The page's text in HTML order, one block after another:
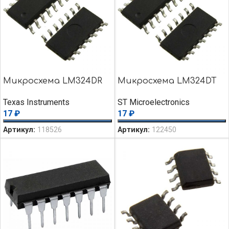
Микросхема LM324DR
Texas Instruments
17 ₽
Артикул: 118526
Микросхема LM324DT
ST Microelectronics
17 ₽
Артикул: 122450